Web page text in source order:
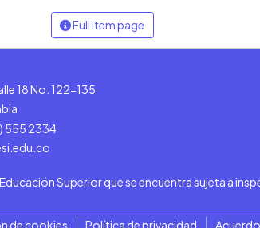
Full item page
18 No. 122-135
555 2334
Superior que se encuentra sujeta a
de cookies Política de privacidad